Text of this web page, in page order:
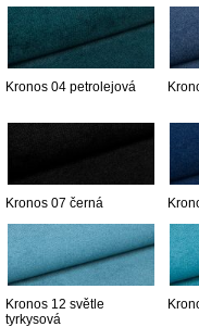
Kronos 04 petrolejová
Kronos 07 černá
Kronos 12 světle
tyrkysová